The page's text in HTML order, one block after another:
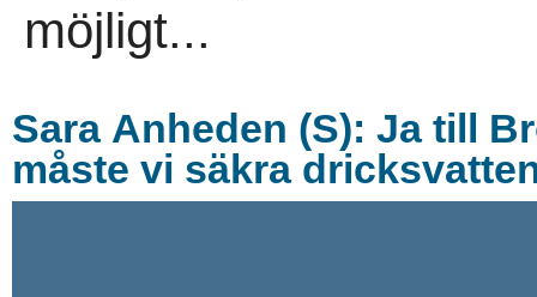
möjligt...
Sara Anheden (S): Ja till
måste vi säkra